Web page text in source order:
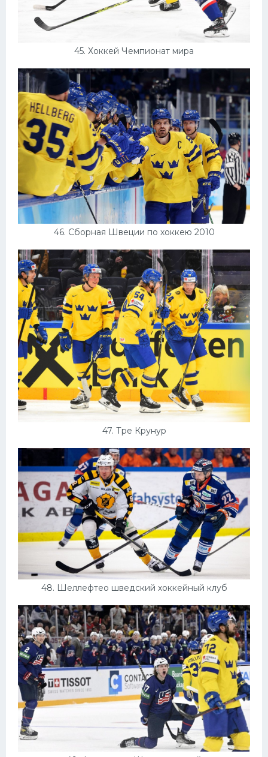
45. Хоккей Чемпионат мира
46. Сборная Швеции по хоккею 2010
47. Тре Крунур
48. Шеллефтео шведский хоккейный клуб